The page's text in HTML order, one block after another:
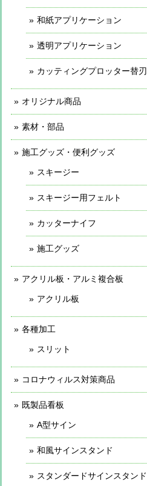
和紙アプリケーション
透明アプリケーション
カッティングプロッター替刃
オリジナル商品
素材・部品
施工グッズ・便利グッズ
スキージー
スキージー用フェルト
カッターナイフ
施工グッズ
アクリル板・アルミ複合板
アクリル板
各種加工
スリット
コロナウィルス対策商品
既製品看板
A型サイン
和風サインスタンド
スタンダードサインスタンド